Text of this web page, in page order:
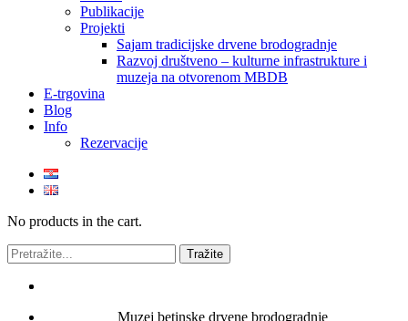
Publikacije
Projekti
Sajam tradicijske drvene brodogradnje
Razvoj društveno – kulturne infrastrukture i
muzeja na otvorenom MBDB
E-trgovina
Blog
Info
Rezervacije
No products in the cart.
Muzej betinske drvene brodogradnje